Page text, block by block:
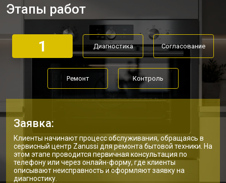
Этапы работ
1 Диагностика Согласование
Ремонт Контроль
Заявка:
Клиенты начинают процесс обслуживания, обращаясь в
сервисный центр Zanussi для ремонта бытовой техники. На
этом этапе проводится первичная консультация по
телефону или через онлайн-форму, где клиенты
описывают неисправность и оформляют заявку на
диагностику.